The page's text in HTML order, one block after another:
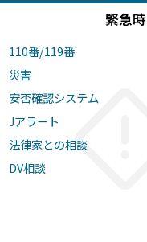
緊急時
110番/119番
災害
安否確認システム
Jアラート
法律家との相談
DV相談